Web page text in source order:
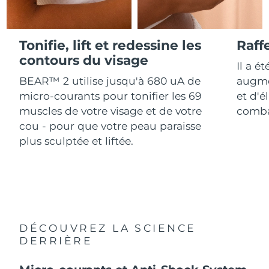
Tonifie, lift et redessine les
contours du visage
BEAR™ 2 utilise jusqu'à 680 uA de
micro-courants pour tonifier les 69
muscles de votre visage et de votre
cou - pour que votre peau paraisse
plus sculptée et liftée.
Il a
et
DÉCOUVREZ LA SCIENCE
DERRIÈRE
For healthy hair
Cosmétiques Hommes
Acheter tout
FOREO APP
Israël Livraison estimée
Italie Livraison estimée 11/08/2026
Livraison estimée 14/08/2026
Jersey Livraison estimée 16/08/2026
Kazakhstan Livraison estimée
Lituanie